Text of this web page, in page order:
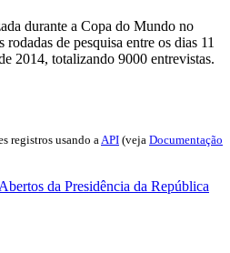
durante a Copa do Mundo no
de pesquisa entre os dias 11
2014, totalizando 9000 entrevistas.
registros usando a API (veja Documentação
da Presidência da República